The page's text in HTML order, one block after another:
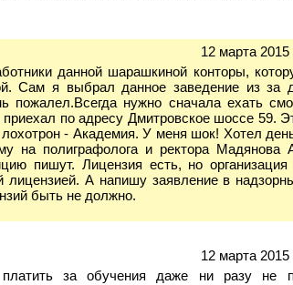
12 марта 2015
данной шарашкиной конторы,
Сам я выбрал данное заведение из за
пожалел.Всегда нужно сначала ехать
по адресу Дмитровское шоссе 59.
- Академия. У меня шок! Хотел
полиграфолога и ректора Мадянова
пишут. Лицензия есть, но организация
лицензией. А напишу заявление в
быть не должно.
12 марта 2015
за обучения даже ни разу не